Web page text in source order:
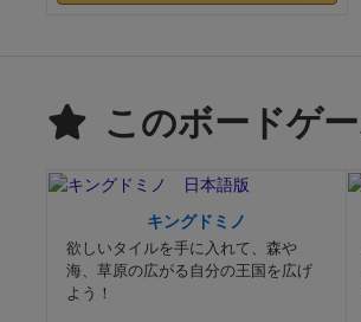
このボードゲ
キングドミノ
欲しいタイルを手に入れて、森や
海、草原の広がる自分の王国を広げ
よう！